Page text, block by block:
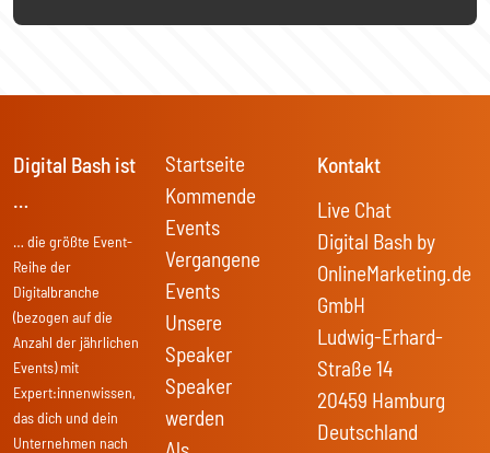
Digital Bash ist
…
… die größte Event-
Reihe der
Digitalbranche
(bezogen auf die
Anzahl der jährlichen
Events) mit
Expert:innenwissen,
das dich und dein
Unternehmen nach
Startseite
Kommende
Events
Vergangene
Events
Unsere
Speaker
Speaker
werden
Kontakt
Live Chat
Digital Bash by
OnlineMarketing.de
GmbH
Ludwig-Erhard-
Straße 14
20459 Hamburg
Deutschland